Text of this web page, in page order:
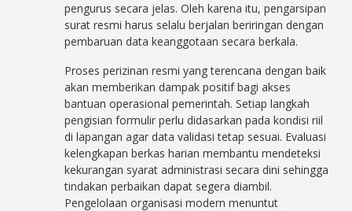
pengurus secara jelas. Oleh karena itu, pengarsipan
surat resmi harus selalu berjalan beriringan dengan
pembaruan data keanggotaan secara berkala.
Proses perizinan resmi yang terencana dengan baik
akan memberikan dampak positif bagi akses
bantuan operasional pemerintah. Setiap langkah
pengisian formulir perlu didasarkan pada kondisi riil
di lapangan agar data validasi tetap sesuai. Evaluasi
kelengkapan berkas harian membantu mendeteksi
kekurangan syarat administrasi secara dini sehingga
tindakan perbaikan dapat segera diambil.
Pengelolaan organisasi modern menuntut